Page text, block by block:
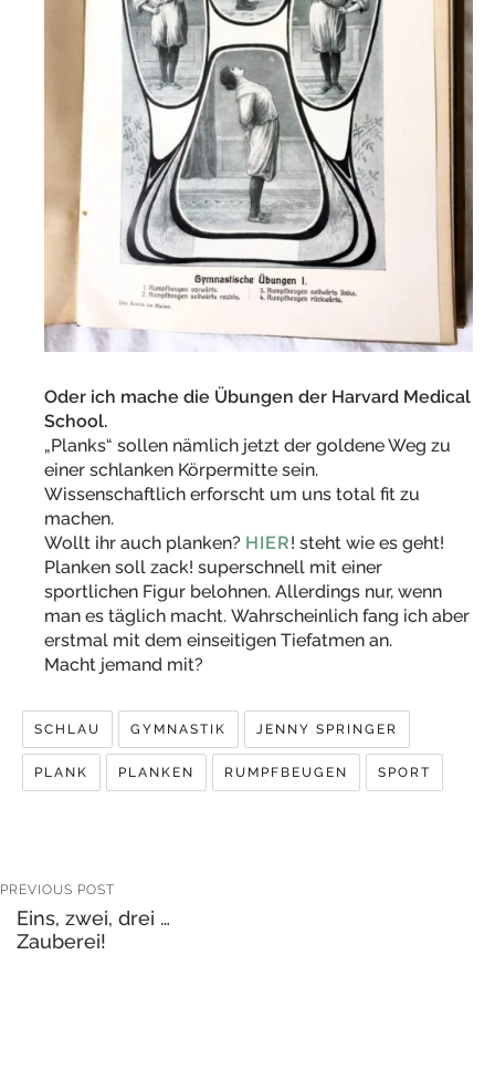
Oder ich mache die Übungen der Harvard Medical
School.
„Planks“ sollen nämlich jetzt der goldene Weg zu
einer schlanken Körpermitte sein.
Wissenschaftlich erforscht um uns total fit zu
machen.
Wollt ihr auch planken? HIER! steht wie es geht!
Planken soll zack! superschnell mit einer
sportlichen Figur belohnen. Allerdings nur, wenn
man es täglich macht. Wahrscheinlich fang ich aber
erstmal mit dem einseitigen Tiefatmen an.
Macht jemand mit?
SCHLAU GYMNASTIK JENNY SPRINGER
PLANK PLANKEN RUMPFBEUGEN SPORT
PREVIOUS POST
Eins, zwei, drei …
Zauberei!